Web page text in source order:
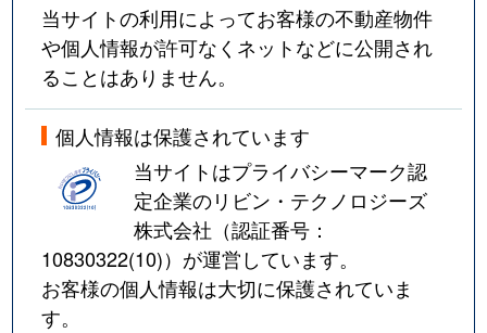
当サイトの利用によってお客様の不動産物件
や個人情報が許可なくネットなどに公開され
ることはありません。
個人情報は保護されています
当サイトはプライバシーマーク認
定企業のリビン・テクノロジーズ
株式会社（認証番号：
10830322(10)）が運営しています。
お客様の個人情報は大切に保護されていま
す。